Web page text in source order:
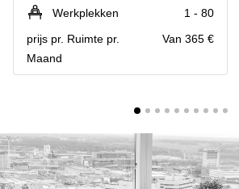
Hilversum
Hoofddorp
Deventer
Tilburg
Zwolle
Business
Arnhem
Business
center
Hilversum
Werkplekken
1 - 80
prijs pr. Ruimte pr.
Maand
Van 365 €